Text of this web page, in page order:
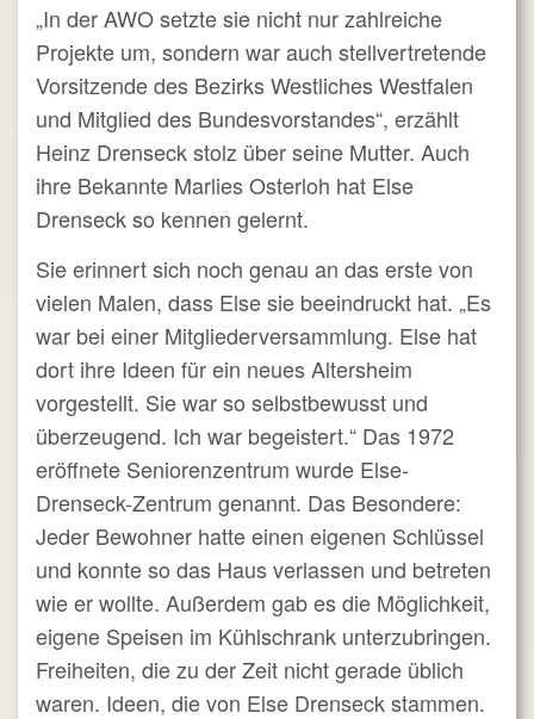
„In der AWO setzte sie nicht nur zahlreiche
Projekte um, sondern war auch stellvertretende
Vorsitzende des Bezirks Westliches Westfalen
und Mitglied des Bundesvorstandes“, erzählt
Heinz Drenseck stolz über seine Mutter. Auch
ihre Bekannte Marlies Osterloh hat Else
Drenseck so kennen gelernt.
Sie erinnert sich noch genau an das erste von
vielen Malen, dass Else sie beeindruckt hat. „Es
war bei einer Mitgliederversammlung. Else hat
dort ihre Ideen für ein neues Altersheim
vorgestellt. Sie war so selbstbewusst und
überzeugend. Ich war begeistert.“ Das 1972
eröffnete Seniorenzentrum wurde Else-
Drenseck-Zentrum genannt. Das Besondere:
Jeder Bewohner hatte einen eigenen Schlüssel
und konnte so das Haus verlassen und betreten
wie er wollte. Außerdem gab es die Möglichkeit,
eigene Speisen im Kühlschrank unterzubringen.
Freiheiten, die zu der Zeit nicht gerade üblich
waren. Ideen, die von Else Drenseck stammen.